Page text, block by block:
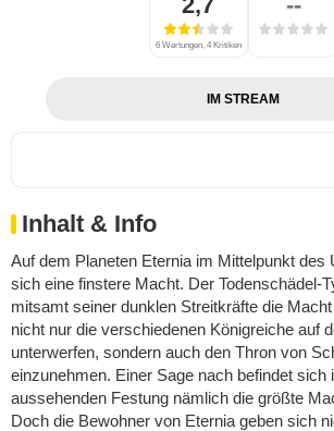
6 Wertungen, 4 Kritiken
IM STREAM
Inhalt & Info
Auf dem Planeten Eternia im Mittelpunkt des
sich eine finstere Macht. Der Todenschädel-
mitsamt seiner dunklen Streitkräfte die
nicht nur die verschiedenen Königreiche auf
unterwerfen, sondern auch den Thron von
einzunehmen. Einer Sage nach befindet sich
aussehenden Festung nämlich die größte
Doch die Bewohner von Eternia geben sich